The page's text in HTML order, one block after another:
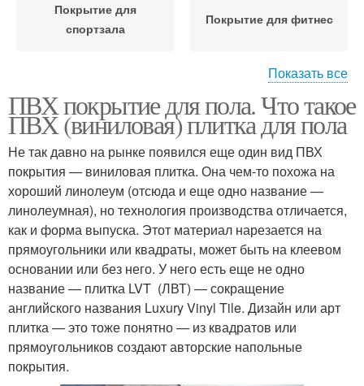
Покрытие для
спортзала
Покрытие для фитнес
Требования к
напольным покрытиям
Напольное покрытие
Показать все
ПВХ покрытие для пола. Что такое
ПВХ (виниловая) плитка для пола
Не так давно на рынке появился еще один вид ПВХ
покрытия — виниловая плитка. Она чем-то похожа на
хороший линолеум (отсюда и еще одно название —
линолеумная), но технология производства отличается,
как и форма выпуска. Этот материал нарезается на
прямоугольники или квадраты, может быть на клеевом
основании или без него. У него есть еще не одно
название — плитка LVT (ЛВТ) — сокращение
английского названия Luxury Vinyl Tile. Дизайн или арт
плитка — это тоже понятно — из квадратов или
прямоугольников создают авторские напольные
покрытия.